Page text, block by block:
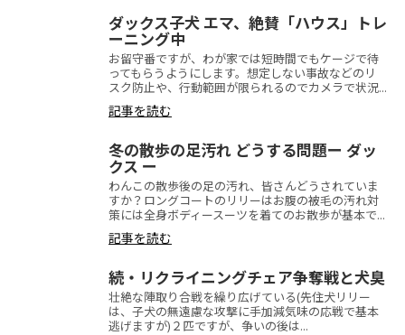
ダックス子犬 エマ、絶賛「ハウス」トレ
ーニング中
お留守番ですが、わが家では短時間でもケージで待
ってもらうようにします。想定しない事故などのリ
スク防止や、行動範囲が限られるのでカメラで状況...
記事を読む
冬の散歩の足汚れ どうする問題ー ダッ
クス ー
わんこの散歩後の足の汚れ、皆さんどうされていま
すか？ロングコートのリリーはお腹の被毛の汚れ対
策には全身ボディースーツを着てのお散歩が基本で...
記事を読む
続・リクライニングチェア争奪戦と犬臭
壮絶な陣取り合戦を繰り広げている(先住犬リリー
は、子犬の無遠慮な攻撃に手加減気味の応戦で基本
逃げますが)２匹ですが、争いの後は...